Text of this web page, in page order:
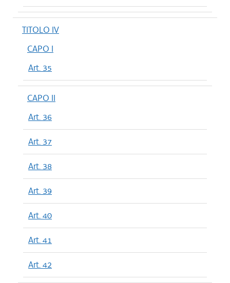
TITOLO IV
CAPO I
Art. 35
CAPO II
Art. 36
Art. 37
Art. 38
Art. 39
Art. 40
Art. 41
Art. 42